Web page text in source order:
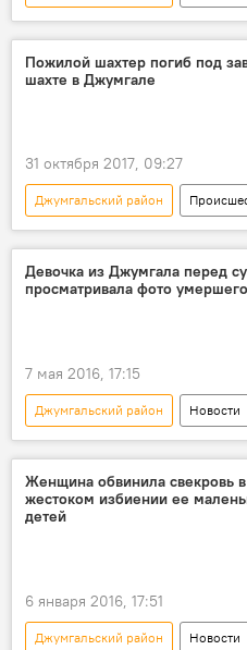
Кыргызстан
ДТП в Кыргызстане с начала 2018
Пожилой шахтер погиб под
шахте в Джумгале
31 октября 2017, 09:27
Джумгальский район
Новости
Кыргызстан
гибель
Девочка из Джумгала перед
просматривала фото
7 мая 2016, 17:15
Джумгальский район
Новости
Кыргызстан
Общество
Происшествия
Чаек
Суйеркул Байтоев
суицид
Женщина обвинила свекровь в
жестоком избиении ее
детей
6 января 2016, 17:51
Джумгальский район
Новости